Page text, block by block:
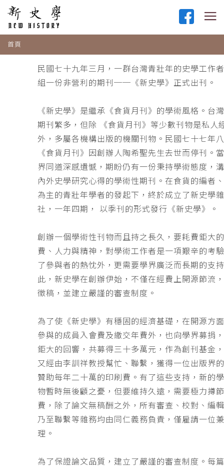
首頁
民國七十九年三月，一群台灣青壯年的史學工作
組一份非營利的期刊──《新史學》正式出刊。
《新史學》是繼承《食貨月刊》的學術風格。台
期刊繁多，但除 《食貨月刊》等少數刊物是私人
外，多屬各機構出版的機關刊物。民國七十七年
《食貨月刊》因創辦人陶希聖先生去世而停刊。
界同道深感遺憾，期盼仍有一份秉持學術態度，
內外史學研究心得的學術性期刊。在食貨的編者
為主的青壯年學者的發起下，終於成立了新史學
社，一年四期， 以季刊的形式發行《新史學》。
創辦一個學術性刊物而且持之長久，要耗費鉅大
費、人力與精神，對學術工作者是一項艱辛的考
了參與者的熱忱外，更需要學界廣泛而長期的支
此，新史學在創辦伊始，不僅在經費上開源節流
徵稿，並建立嚴謹的審查制度。
為了使《新史學》有穩固的經濟基礎，在開源方
參與的成員入會費及繳交年費外，也向學界募捐
鉅大的回響，共募得三十多萬元，作為創刊基金
又經由李訓祥教授幫忙、聯繫，獲得一位出版界
贊助每年二十萬的印刷費。有了這些支持，新的
物暫時無後顧之憂，但要維持久遠，需要極力撙
費，除了論文無稿酬之外，所有審查、校對、編
乃至聯繫等雜務均由同仁義務負責，僅雇請一位
理。
為了保證論文品質，建立了嚴謹的審查制度。每